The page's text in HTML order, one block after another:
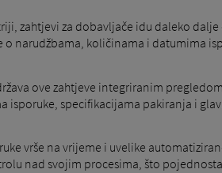
zahtjevi za dobavljače idu daleko
narudžbama, količinama i datumima
ove zahtjeve integriranim
isporuke, specifikacijama pakiranja i
vrše na vrijeme i uvelike
nad svojim procesima, što